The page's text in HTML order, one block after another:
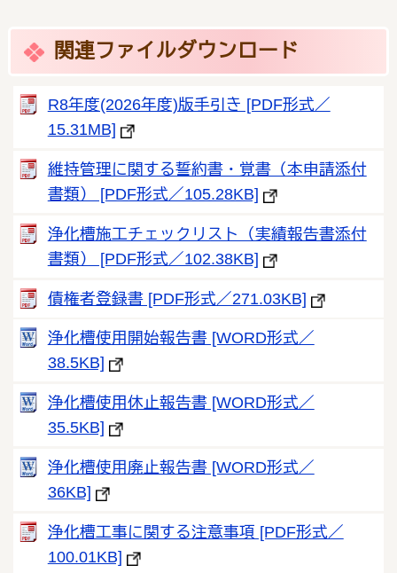
関連ファイルダウンロード
R8年度(2026年度)版手引き [PDF形式／
15.31MB]
維持管理に関する誓約書・覚書（本申請添付
書類） [PDF形式／105.28KB]
浄化槽施工チェックリスト（実績報告書添付
書類） [PDF形式／102.38KB]
債権者登録書 [PDF形式／271.03KB]
浄化槽使用開始報告書 [WORD形式／
38.5KB]
浄化槽使用休止報告書 [WORD形式／
35.5KB]
浄化槽使用廃止報告書 [WORD形式／
36KB]
浄化槽工事に関する注意事項 [PDF形式／
100.01KB]